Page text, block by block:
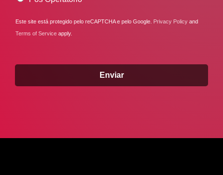
Este site está protegido pelo reCAPTCHA e pelo Google. Privacy Policy and
Terms of Service apply.
Enviar